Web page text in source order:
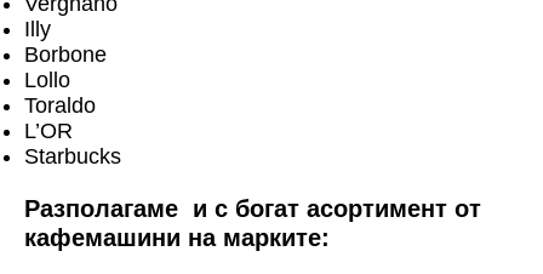
Illy
Borbone
Lollo
Toraldo
L’OR
Starbucks
Разполагаме и с богат асортимент от
кафемашини на марките: